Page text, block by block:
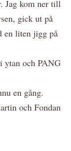
Jag kom ner till
gick ut på
en liten jigg på
ytan och PANG
en gång.
och Fondan